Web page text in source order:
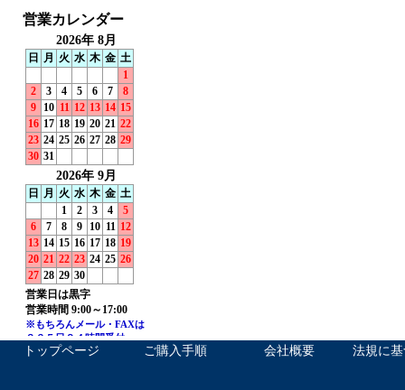
トップページ ご購入手順 会社概要 法規に